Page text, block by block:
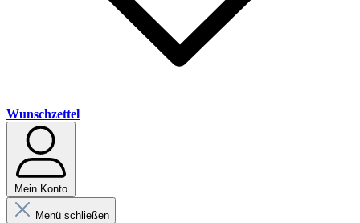
Wunschzettel
Mein Konto
Menü schließen